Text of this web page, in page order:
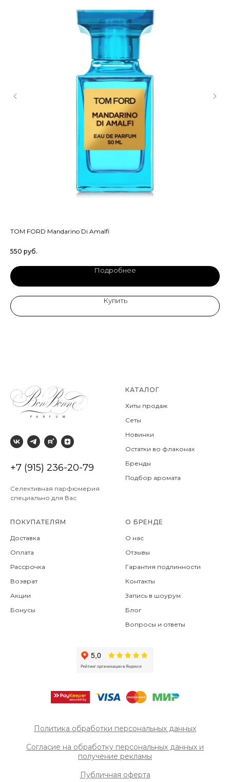
TOM FORD Mandarino Di Amalfi
550 руб.
Подробнее
Купить
+7 (915) 236-20-79
Селективная парфюмерия
специально для Вас
КАТАЛОГ
Хиты продаж
Сеты
Новинки
Остатки во флаконах
Бренды
Подбор аромата
ПОКУПАТЕЛЯМ
Доставка
Оплата
Рассрочка
Возврат
Акции
Бонусы
О БРЕНДЕ
О нас
Отзывы
Гарантия подлинности
Контакты
Запись в шоурум
Блог
Вопросы и ответы
Политика обработки персональных данных
Согласие на обработку персональных данных и
получение рекламы
Публичная оферта